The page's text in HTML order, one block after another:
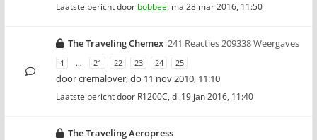
Laatste bericht door bobbee, ma 28 mar 2016, 11:50
The Traveling Chemex 241 Reacties 209338 Weergaves
1 … 21 22 23 24 25
doorcremalover,do 11 nov 2010, 11:10
Laatste bericht door R1200C, di 19 jan 2016, 11:40
The Traveling Aeropress